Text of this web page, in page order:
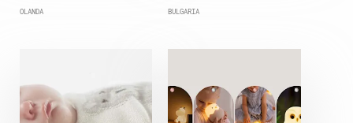
OLANDA BULGARIA